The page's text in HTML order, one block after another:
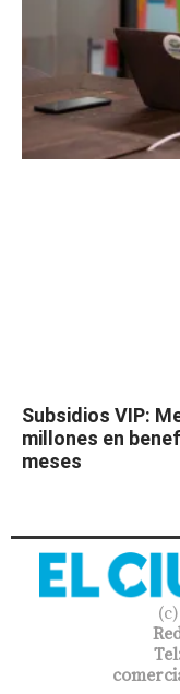
Subsidios VIP:
millones en
meses